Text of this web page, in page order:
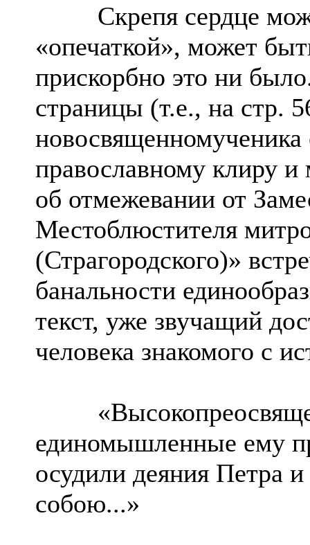
Скрепя сердце
«опечаткой», может
прискорбно это ни
страницы (т.е., на стр.
православному клиру
об отмежевании от
Местоблюстителя
(Страгородского)»
банальности
текст, уже звучащий
человека знакомого с
единомышленные ему
осудили деяния Петра
собою...»